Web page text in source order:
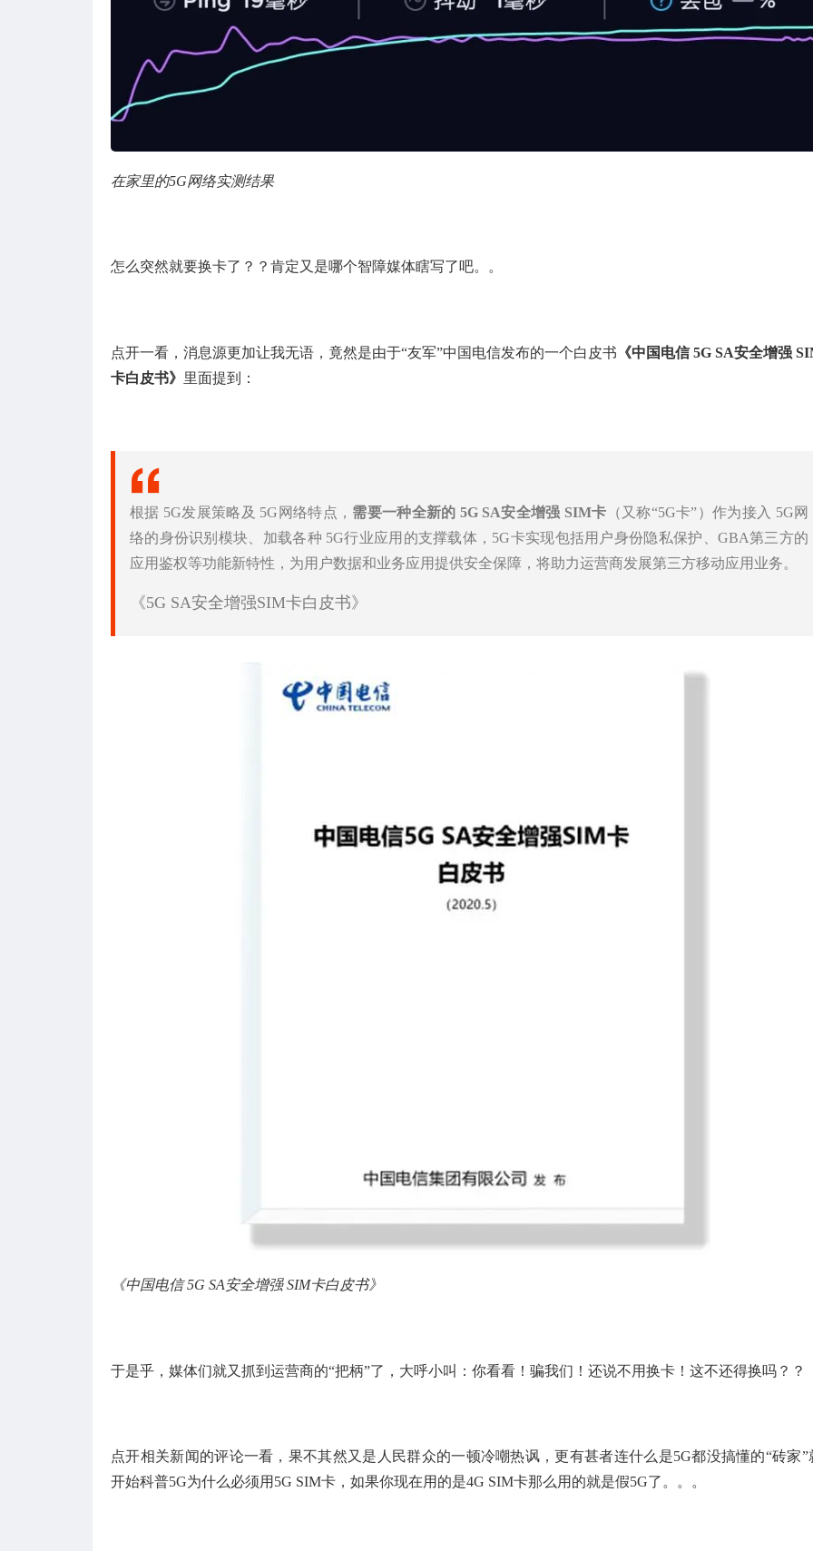
在家里的5G网络实测结果
怎么突然就要换卡了？？肯定又是哪个智障媒体瞎写了吧。。
点开一看，消息源更加让我无语，竟然是由于“友军”中国电信发布的一个白皮书 《中国电信 5G SA安全增强
卡白皮书》 里面提到：
根据 5G发展策略及 5G网络特点， 需要一种全新的 5G SA安全增强 SIM卡 （又称“5G卡”）作为接入 5G网
络的身份识别模块、加载各种 5G行业应用的支撑载体，5G卡实现包括用户身份隐私保护、GBA第三方的
应用鉴权等功能新特性，为用户数据和业务应用提供安全保障，将助力运营商发展第三方移动应用业务。
《5G SA安全增强SIM卡白皮书》
《中国电信 5G SA安全增强 SIM卡白皮书》
于是乎，媒体们就又抓到运营商的“把柄”了，大呼小叫：你看看！骗我们！还说不用换卡！这不还得换吗？？
点开相关新闻的评论一看，果不其然又是人民群众的一顿冷嘲热讽，更有甚者连什么是5G都没搞懂的“砖家”
开始科普5G为什么必须用5G SIM卡，如果你现在用的是4G SIM卡那么用的就是假5G了。。。